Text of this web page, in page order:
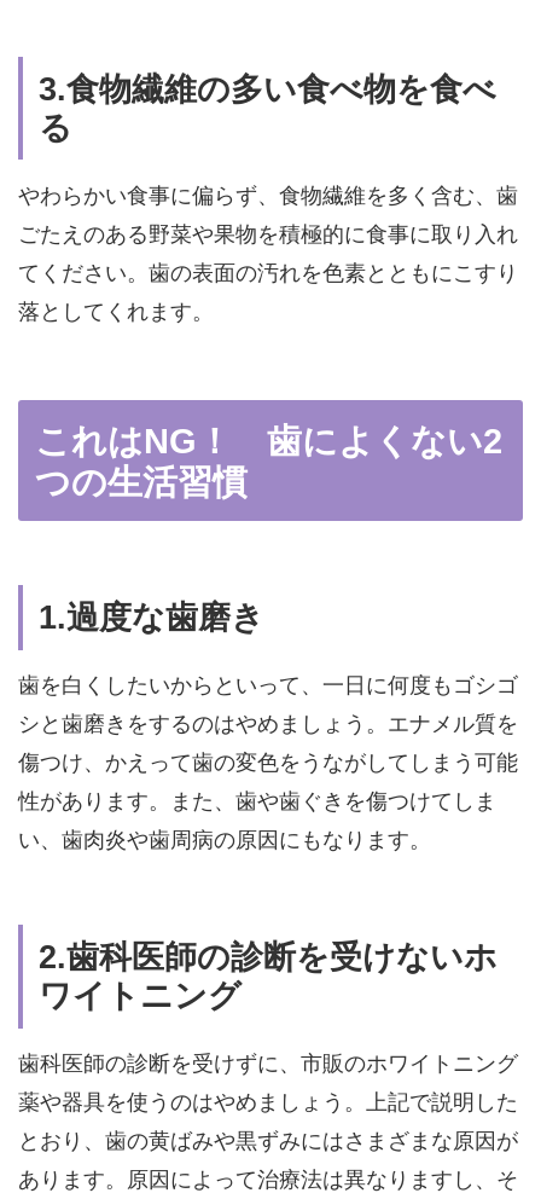
3.食物繊維の多い食べ物を食べ
る
やわらかい食事に偏らず、食物繊維を多く含む、歯
ごたえのある野菜や果物を積極的に食事に取り入れ
てください。歯の表面の汚れを色素とともにこすり
落としてくれます。
これはNG！ 歯によくない2
つの生活習慣
1.過度な歯磨き
歯を白くしたいからといって、一日に何度もゴシゴ
シと歯磨きをするのはやめましょう。エナメル質を
傷つけ、かえって歯の変色をうながしてしまう可能
性があります。また、歯や歯ぐきを傷つけてしま
い、歯肉炎や歯周病の原因にもなります。
2.歯科医師の診断を受けないホ
ワイトニング
歯科医師の診断を受けずに、市販のホワイトニング
薬や器具を使うのはやめましょう。上記で説明した
とおり、歯の黄ばみや黒ずみにはさまざまな原因が
あります。原因によって治療法は異なりますし、そ